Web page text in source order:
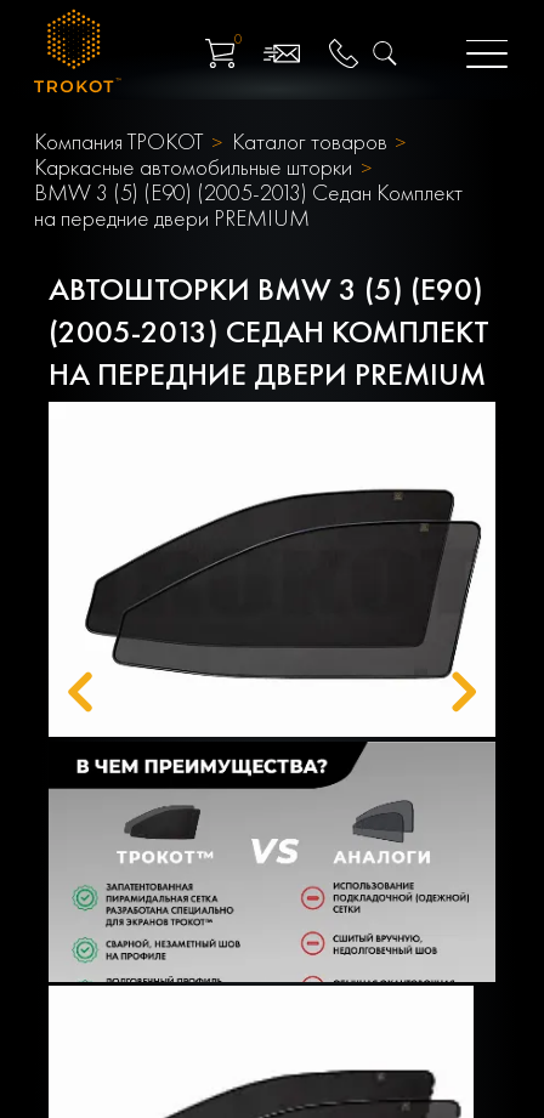
0
Компания ТРОКОТ
Каталог товаров
Каркасные автомобильные шторки
BMW 3 (5) (E90) (2005-2013) Седан Комплект
на передние двери PREMIUM
АВТОШТОРКИ BMW 3 (5) (E90)
(2005-2013) СЕДАН КОМПЛЕКТ
НА ПЕРЕДНИЕ ДВЕРИ PREMIUM